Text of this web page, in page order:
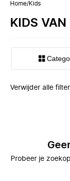
Home/Kids
KIDS
Verwijder alle
Probeer je